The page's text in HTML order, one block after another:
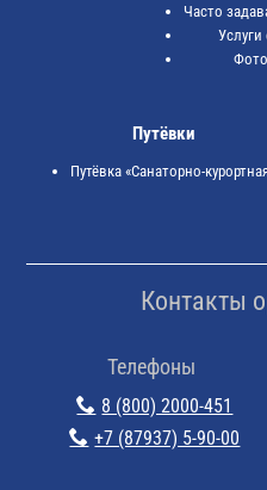
Часто
Услуги
Путёвки
Путёвка «Санаторно-
Контакты
Телефоны
8 (800) 2000-451
+7 (87937) 5-90-00